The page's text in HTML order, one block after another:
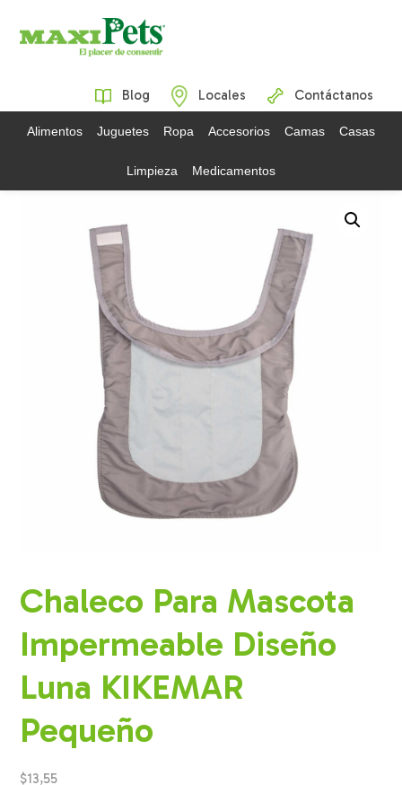
Blog Locales Contáctanos
Alimentos Juguetes Ropa Accesorios Camas Casas
Limpieza Medicamentos
Chaleco Para Mascota
Impermeable Diseño
Luna KIKEMAR
Pequeño
$13,55